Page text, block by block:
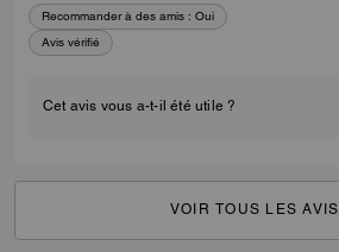
Recommander à des amis : Oui
Avis vérifié
Cet avis vous a-t-il été utile ?
VOIR TOUS LES AVIS